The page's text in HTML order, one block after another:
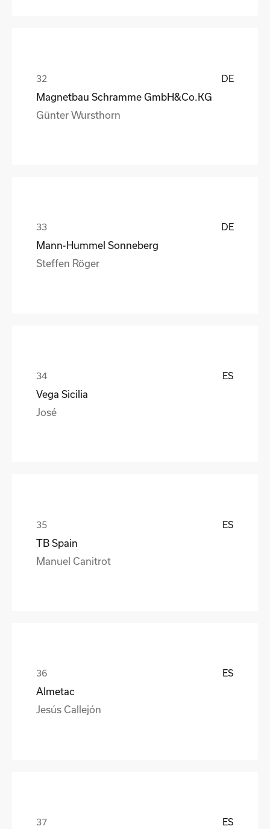
DE
Magnetbau Schramme GmbH&Co.KG
Günter Wursthorn
DE
Mann-Hummel Sonneberg
Steffen Röger
ES
Vega Sicilia
José
ES
TB Spain
Manuel Canitrot
ES
Almetac
Jesús Callejón
ES